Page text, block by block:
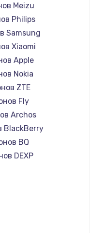
питания
Meizu
Philips
Samsung
Xiaomi
Apple
Nokia
ZTE
Fly
Archos
BlackBerry
BQ
DEXP
Ginzzu
Irbis
Kyocera